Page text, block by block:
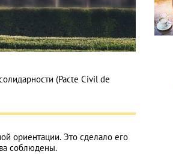
(Pacte Сivil de
ориентации. Это сделало его
соблюдены.